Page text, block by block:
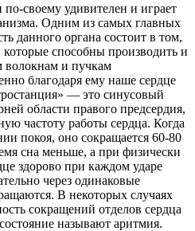
своему удивителен и играет
Одним из самых главных
данного органа состоит в том,
способны производить и
волокнам и пучкам
благодаря ему наше сердце
— это синусовый
области правого предсердия,
частоту работы сердца. Когда
покоя, оно сокращается 60-80
сна меньше, а при физически
здорово при каждом ударе
через одинаковые
В некоторых случаях
сокращений отделов сердца
называют аритмия.